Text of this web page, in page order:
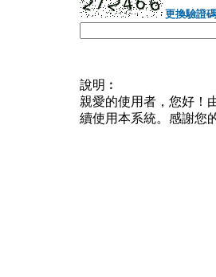
更換驗證碼
說明︰
親愛的使用者，您好！
續使用本系統。感謝您